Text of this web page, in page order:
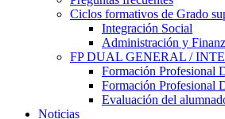
Ciclos formativos de Grado
Integración Social
Administración y
FP DUAL GENERAL /
Formación Profesional
Formación Profesional
Evaluación del
Noticias